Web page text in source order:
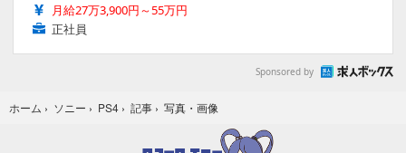
月給27万3,900円～55万円
正社員
Sponsored by
ホーム › ソニー › PS4 › 記事 › 写真・画像